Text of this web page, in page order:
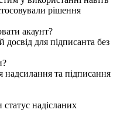
рішення
акаунт?
для підписанта без
надсилання та підписання
надісланих